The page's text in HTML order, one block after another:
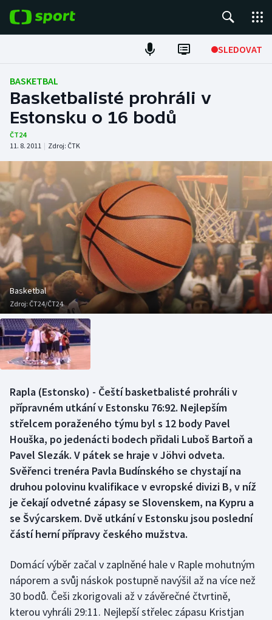
SLEDOVAT
Fotbal
Hokej
Tenis
Atletika
Cyklistika
DALŠÍ SPORTY
Americký fotbal
Baseball a softbal
Basketbal
Biatlon
Boby a skeleton
Box
Curling
Dostihy
Florbal
Futsal
Gymnastika
Házená
NEPŘEHLÉDNĚTE
Soutěže
Historické návraty
Aplikace ČT sport
AZ kvíz
BASKETBAL
Basketbalisté prohráli v
Estonsku o 16 bodů
ČT24
11. 8. 2011 | Zdroj: ČTK
Basketbal
Zdroj: ČT24/ČT24
Rapla (Estonsko) - Čeští basketbalisté prohráli v
přípravném utkání v Estonsku 76:92. Nejlepším
střelcem poraženého týmu byl s 12 body Pavel
Houška, po jedenácti bodech přidali Luboš Bartoň a
Pavel Slezák. V pátek se hraje v Jöhvi odveta.
Svěřenci trenéra Pavla Budínského se chystají na
druhou polovinu kvalifikace v evropské divizi B, v níž
je čekají odvetné zápasy se Slovenskem, na Kypru a
se Švýcarskem. Dvě utkání v Estonsku jsou poslední
částí herní přípravy českého mužstva.
Domácí výběr začal v zaplněné hale v Raple mohutným
náporem a svůj náskok postupně navýšil až na více než
30 bodů. Češi zkorigovali až v závěrečné čtvrtině,
kterou vyhráli 29:11. Nejlepší střelec zápasu Kristjan